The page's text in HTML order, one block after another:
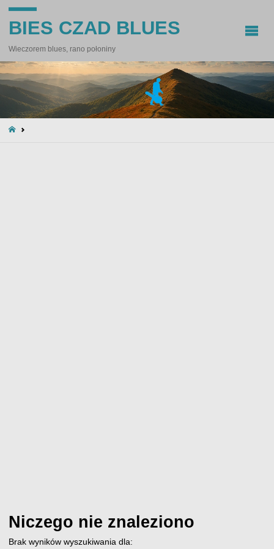
BIES CZAD BLUES
Wieczorem blues, rano połoniny
STRONA
Niczego nie znaleziono
Brak wyników wyszukiwania dla: